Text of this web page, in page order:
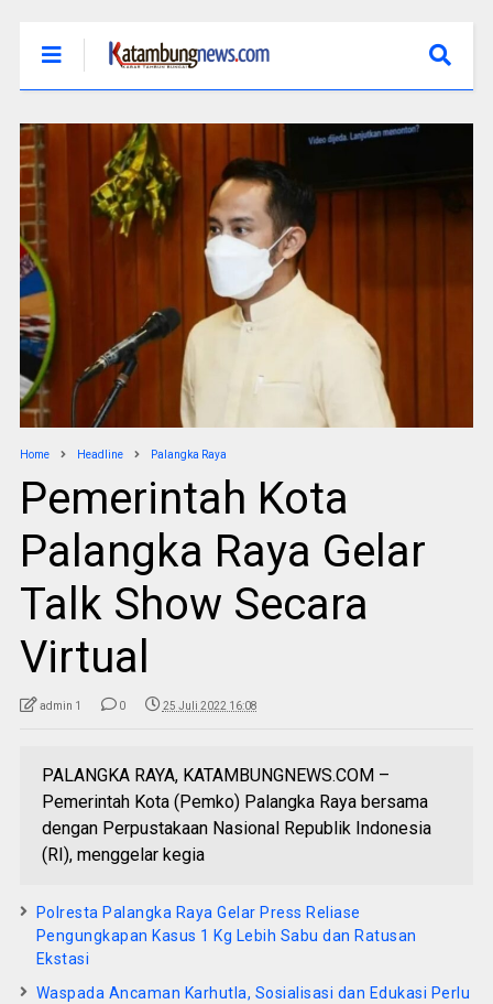
Home Headline Palangka Raya
Pemerintah Kota
Palangka Raya Gelar
Talk Show Secara
Virtual
admin 1 0 25 Juli 2022 16:08
PALANGKA RAYA, KATAMBUNGNEWS.COM –
Pemerintah Kota (Pemko) Palangka Raya bersama
dengan Perpustakaan Nasional Republik Indonesia
(RI), menggelar kegia
Polresta Palangka Raya Gelar Press Reliase
Pengungkapan Kasus 1 Kg Lebih Sabu dan Ratusan
Ekstasi
Waspada Ancaman Karhutla, Sosialisasi dan Edukasi Perlu